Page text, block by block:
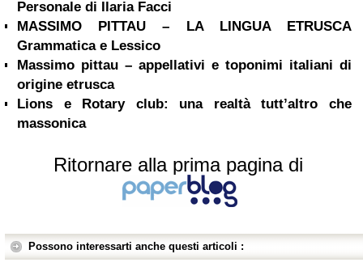
Personale di Ilaria Facci
MASSIMO PITTAU – LA LINGUA ETRUSCA
Grammatica e Lessico
Massimo pittau – appellativi e toponimi italiani di
origine etrusca
Lions e Rotary club: una realtà tutt’altro che
massonica
Ritornare alla prima pagina di
Possono interessarti anche questi articoli :